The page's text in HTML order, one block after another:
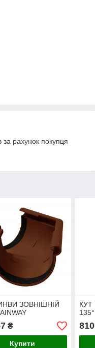
рахунок покупця
ЗОВНІШНІЙ
₴
Купити
КУТ